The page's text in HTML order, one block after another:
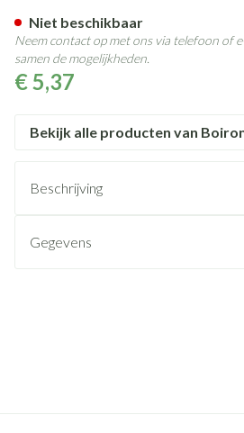
€ 5,37
Niet beschikbaar
Neem contact op met ons via telefoon of
samen de mogelijkheden.
Bekijk alle producten van
Beschrijving
Gegevens